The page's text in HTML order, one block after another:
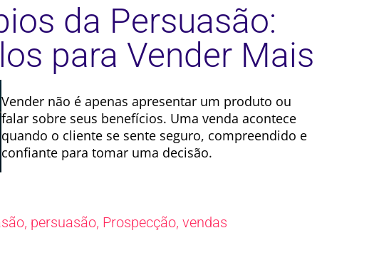
da Persuasão:
para Vender Mais
Vender não é apenas apresentar um produto ou
falar sobre seus benefícios. Uma venda acontece
quando o cliente se sente seguro, compreendido e
confiante para tomar uma decisão.
, persuasão, Prospecção, vendas